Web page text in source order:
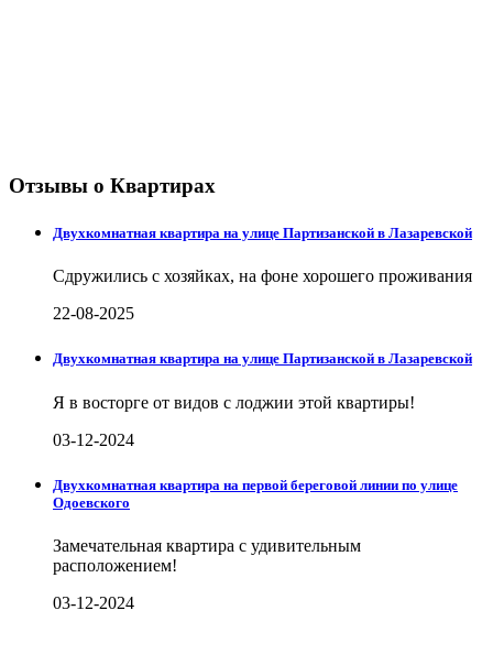
Отзывы о Квартирах
Двухкомнатная квартира на улице Партизанской в Лазаревской
Сдружились с хозяйках, на фоне хорошего проживания
22-08-2025
Двухкомнатная квартира на улице Партизанской в Лазаревской
Я в восторге от видов с лоджии этой квартиры!
03-12-2024
Двухкомнатная квартира на первой береговой линии по улице
Одоевского
Замечательная квартира с удивительным
расположением!
03-12-2024